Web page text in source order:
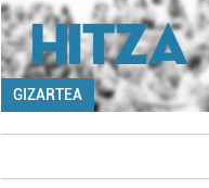
GIZARTEA